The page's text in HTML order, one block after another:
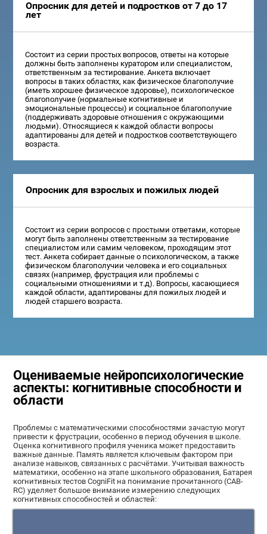
Опросник для детей и подростков от 7 до 17
лет
Состоит из серии простых вопросов, ответы на которые
должны быть заполнены куратором или специалистом,
ответственным за тестирование. Анкета включает
вопросы в таких областях, как физическое благополучие
(иметь хорошее физическое здоровье), психологическое
благополучие (нормальные когнитивные и
эмоциональные процессы) и социальное благополучие
(поддерживать здоровые отношения с окружающими
людьми). Относящиеся к каждой области вопросы
адаптированы для детей и подростков соответствующего
возраста.
Опросник для взрослых и пожилых людей
Состоит из серии вопросов с простыми ответами, которые
могут быть заполнены ответственным за тестирование
специалистом или самим человеком, проходящим этот
тест. Анкета собирает данные о психологическом, а также
физическом благополучии человека и его социальных
связях (например, фрустрация или проблемы с
социальными отношениями и т.д). Вопросы, касающиеся
каждой области, адаптированы для пожилых людей и
людей старшего возраста.
Оцениваемые нейропсихологические
аспекты: когнитивные способности и
области
Проблемы с математическими способностями зачастую могут
привести к фрустрации, особенно в период обучения в школе.
Оценка когнитивного профиля ученика может предоставить
важные данные. Память является ключевым фактором при
анализе навыков, связанных с расчётами. Учитывая важность
математики, особенно на этапе школьного образования, Батарея
когнитивных тестов CogniFit на понимание прочитанного (CAB-
RC) уделяет большое внимание измерению следующих
когнитивных способностей и областей: